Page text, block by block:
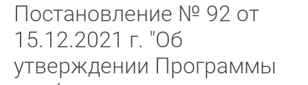
Постановление № 92 от
15.12.2021 г. "Об
утверждении Программы